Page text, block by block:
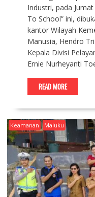
Industri, pada
To School” ini,
kantor Wilayah
Manusia, Hendro
Kepala Divisi
Ernie Nurheyanti
READ MORE
Keamanan Maluku